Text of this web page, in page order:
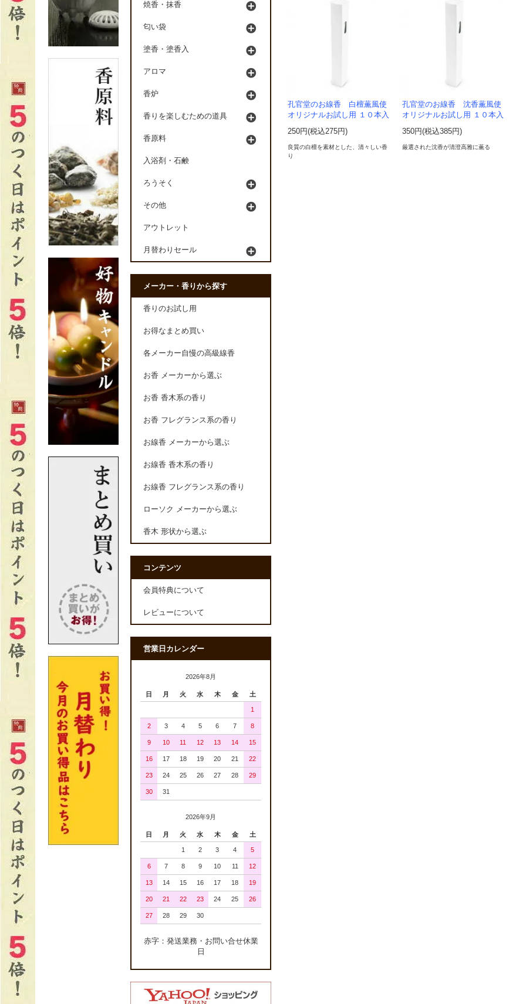
孔官堂のお線香 白檀薫風使
オリジナルお試し用 １０本入
250円(税込275円)
良質の白檀を素材とした、清々しい香
り
孔官堂のお線香 沈香薫風使
オリジナルお試し用 １０本入
350円(税込385円)
厳選された沈香が清澄高雅に薫る
焼香・抹香
匂い袋
塗香・塗香入
アロマ
香炉
香りを楽しむための道具
香原料
入浴剤・石鹸
ろうそく
その他
アウトレット
月替わりセール
メーカー・香りから探す
香りのお試し用
お得なまとめ買い
各メーカー自慢の高級線香
お香 メーカーから選ぶ
お香 香木系の香り
お香 フレグランス系の香り
お線香 メーカーから選ぶ
お線香 香木系の香り
お線香 フレグランス系の香り
ローソク メーカーから選ぶ
香木 形状から選ぶ
コンテンツ
会員特典について
レビューについて
営業日カレンダー
2026年8月
日 月 火 水 木 金 土
1
2 3 4 5 6 7 8
9 10 11 12 13 14 15
16 17 18 19 20 21 22
23 24 25 26 27 28 29
30 31
2026年9月
日 月 火 水 木 金 土
1 2 3 4 5
6 7 8 9 10 11 12
13 14 15 16 17 18 19
20 21 22 23 24 25 26
27 28 29 30
赤字：発送業務・お問い合せ休業
日